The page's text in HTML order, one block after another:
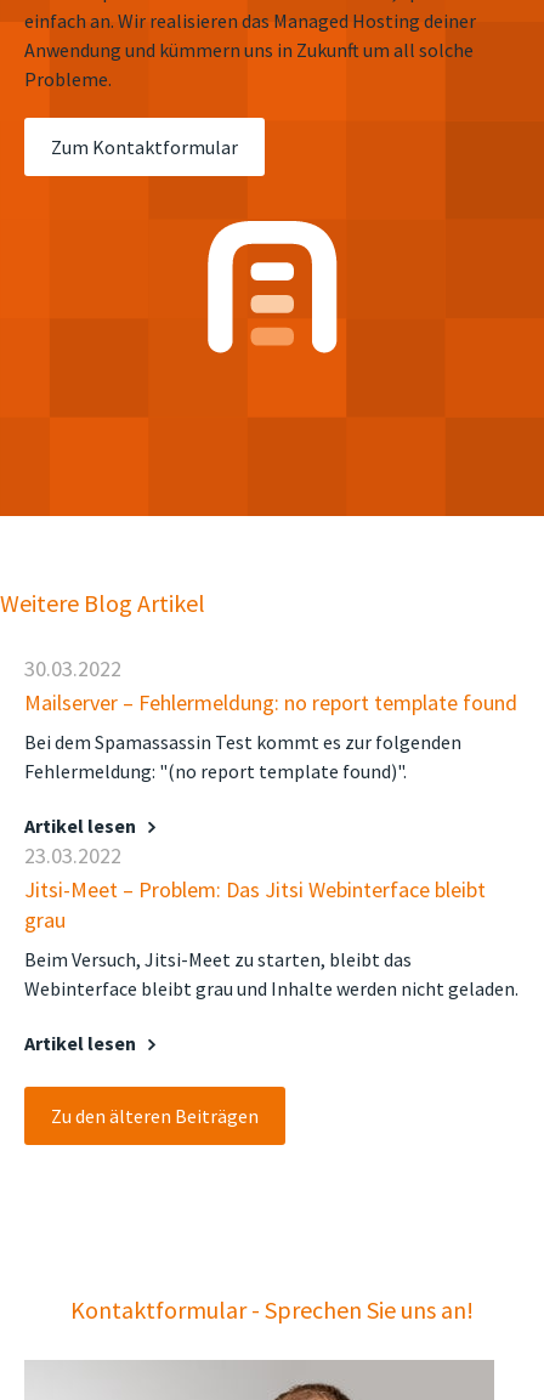
einfach an. Wir realisieren das Managed Hosting deiner
Anwendung und kümmern uns in Zukunft um all solche
Probleme.
Zum Kontaktformular
Weitere Blog Artikel
30.03.2022
Mailserver – Fehlermeldung: no report template found
Bei dem Spamassassin Test kommt es zur folgenden
Fehlermeldung: "(no report template found)".
Artikel lesen
23.03.2022
Jitsi-Meet – Problem: Das Jitsi Webinterface bleibt
grau
Beim Versuch, Jitsi-Meet zu starten, bleibt das
Webinterface bleibt grau und Inhalte werden nicht geladen.
Artikel lesen
Zu den älteren Beiträgen
Kontaktformular - Sprechen Sie uns an!